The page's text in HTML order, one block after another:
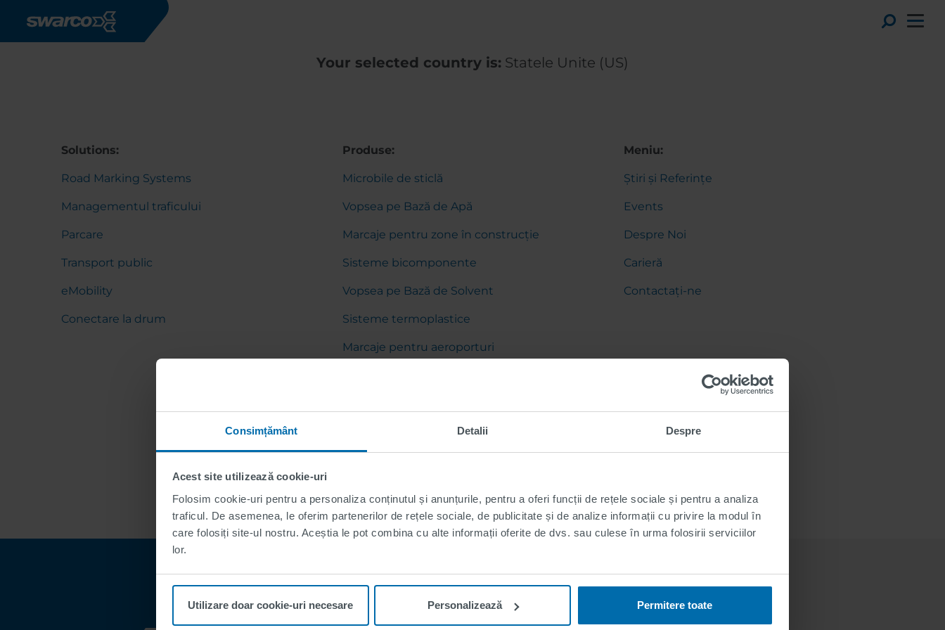
Consimțământ Detalii Despre
Acest site utilizează cookie-uri
Folosim cookie-uri pentru a personaliza conținutul și anunțurile, pentru a oferi funcții de rețele sociale și pentru a analiza
traficul. De asemenea, le oferim partenerilor de rețele sociale, de publicitate și de analize informații cu privire la modul în
care folosiți site-ul nostru. Aceștia le pot combina cu alte informații oferite de dvs. sau culese în urma folosirii serviciilor
lor.
Utilizare doar cookie-uri necesare Personalizează Permitere toate
Your selected country is: Statele Unite (US)
Solutions:
Road Marking Systems
Managementul traficului
Parcare
Transport public
eMobility
Conectare la drum
Produse:
Microbile de sticlă
Vopsea pe Bază de Apă
Marcaje pentru zone în construcție
Sisteme bicomponente
Vopsea pe Bază de Solvent
Sisteme termoplastice
Marcaje pentru aeroporturi
Termoplastic preformat
Meniu:
Știri și Referințe
Events
Despre Noi
Carieră
Contactați-ne